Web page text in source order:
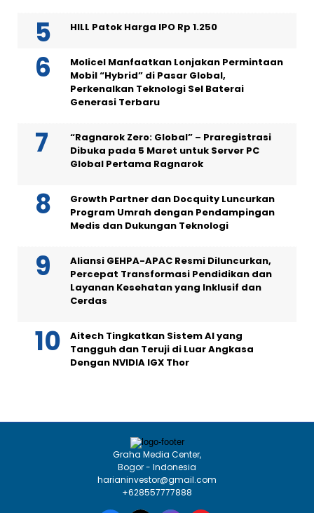
HILL Patok Harga IPO Rp 1.250
Molicel Manfaatkan Lonjakan Permintaan
Mobil “Hybrid” di Pasar Global,
Perkenalkan Teknologi Sel Baterai
Generasi Terbaru
“Ragnarok Zero: Global” – Praregistrasi
Dibuka pada 5 Maret untuk Server PC
Global Pertama Ragnarok
Growth Partner dan Docquity Luncurkan
Program Umrah dengan Pendampingan
Medis dan Dukungan Teknologi
Aliansi GEHPA-APAC Resmi Diluncurkan,
Percepat Transformasi Pendidikan dan
Layanan Kesehatan yang Inklusif dan
Cerdas
Aitech Tingkatkan Sistem AI yang
Tangguh dan Teruji di Luar Angkasa
Dengan NVIDIA IGX Thor
Graha Media Center,
Bogor - Indonesia
harianinvestor@gmail.com
+628557777888